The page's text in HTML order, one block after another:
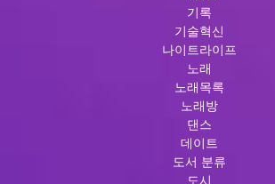
기록
기술혁신
나이트라이프
노래
노래목록
노래방
댄스
데이트
도서 분류
도시